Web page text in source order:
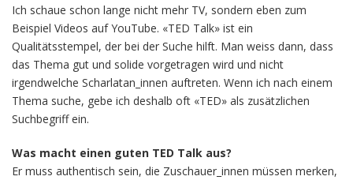
Ich schaue schon lange nicht mehr TV, sondern eben zum
Beispiel Videos auf YouTube. «TED Talk» ist ein
Qualitätsstempel, der bei der Suche hilft. Man weiss dann, dass
das Thema gut und solide vorgetragen wird und nicht
irgendwelche Scharlatan_innen auftreten. Wenn ich nach einem
Thema suche, gebe ich deshalb oft «TED» als zusätzlichen
Suchbegriff ein.
Was macht einen guten TED Talk aus?
Er muss authentisch sein, die Zuschauer_innen müssen merken,